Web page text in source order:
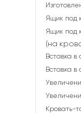
Ящик под
Ящик под
(на
Вставка в
Вставка в
Кровать-